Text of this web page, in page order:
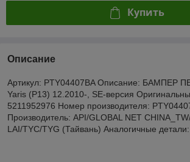
Купить
Описание
Артикул: PTY04407BA Описание: БАМПЕР
Yaris (P13) 12.2010-, SE-версия
5211952976 Номер производителя:
Производитель: API/GLOBAL NET
LAI/TYC/TYG (Тайвань) Аналогичные детали: